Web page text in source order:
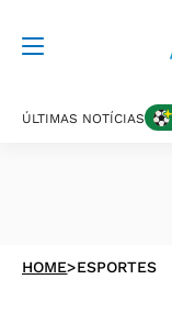
ÚLTIMAS NOTÍCIAS
HOME>ESPORTES